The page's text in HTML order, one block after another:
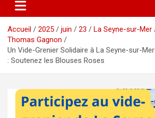
Accueil 2025 juin 23
La Seyne-sur-Mer
Thomas Gagnon
Un Vide-Grenier Solidaire à La Seyne-sur-Mer
: Soutenez les Blouses Roses